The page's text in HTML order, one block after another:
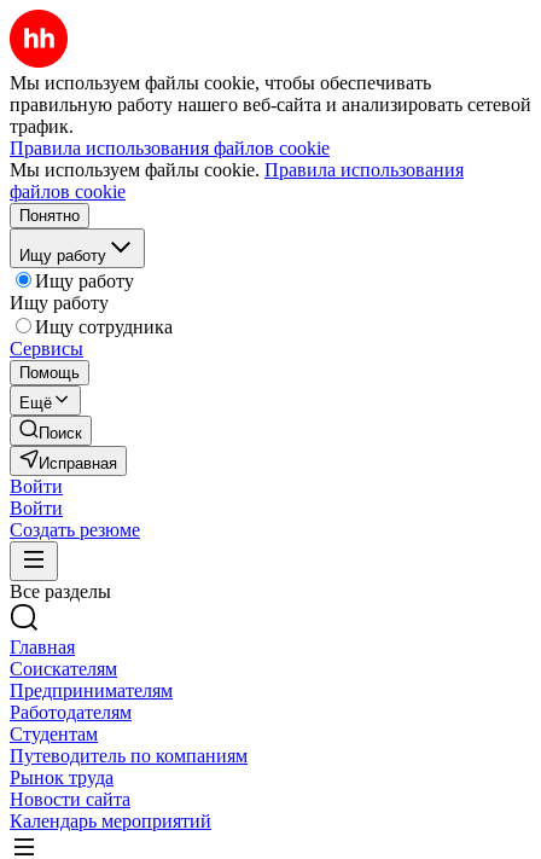
Мы используем файлы cookie, чтобы обеспечивать
правильную работу нашего веб-сайта и анализировать сетевой
трафик.
Правила использования файлов cookie
Мы используем файлы cookie. Правила использования
файлов cookie
Понятно
Ищу работу
Ищу работу
Ищу работу
Ищу сотрудника
Сервисы
Помощь
Ещё
Поиск
Исправная
Войти
Войти
Создать резюме
Все разделы
Главная
Соискателям
Предпринимателям
Работодателям
Студентам
Путеводитель по компаниям
Рынок труда
Новости сайта
Календарь мероприятий